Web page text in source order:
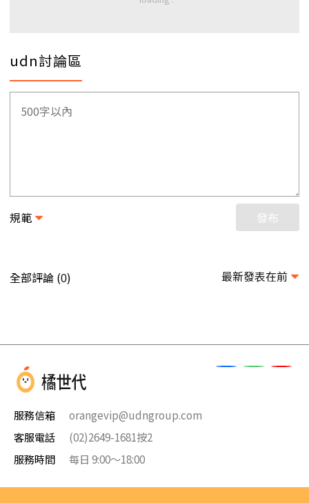
udn討論區
規範 發布
全部評論 (0) 最新發表在前
服務信箱
orangevip@udngroup.com
客服電話
(02)2649-1681按2
服務時間
每日 9:00～18:00